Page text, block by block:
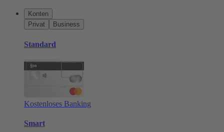
Konten
Privat
Business
Standard
Kostenloses Banking
Smart